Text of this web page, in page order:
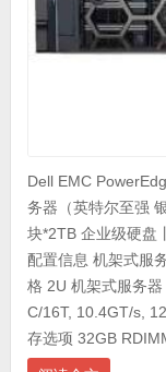
Dell EMC
务器（英特尔至强
块*2TB 企业级硬盘
配置信息 机架式服
格 2U 机架式服务
C/16T, 10.4GT/s,
存选项 32GB